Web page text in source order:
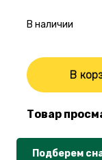
В наличии
В
Товар
Подберем